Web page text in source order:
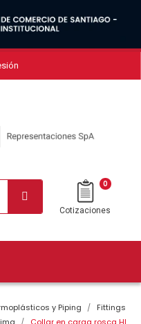
0
Cotizaciones
y Piping
Fittings